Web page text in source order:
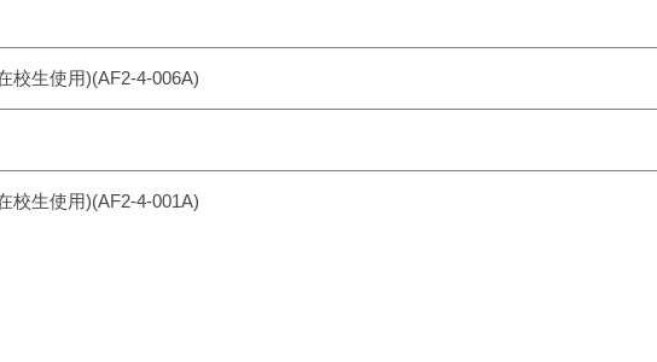
校生使用)(AF2-4-006A)
校生使用)(AF2-4-001A)